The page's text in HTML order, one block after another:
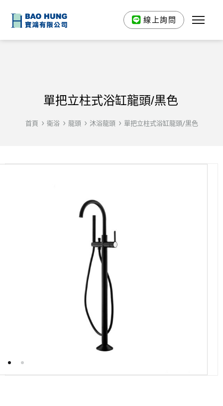
線上詢問
單把立柱式浴缸龍頭/黒色
首頁 衛浴 龍頭 沐浴龍頭 單把立柱式浴缸龍頭/黒色